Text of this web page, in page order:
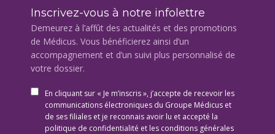
Inscrivez-vous à notre infolettre
Demeurez à l’affût des actualités et des promotions
de Médicus. Vous bénéficierez ainsi d’un
accompagnement et d’un suivi plus personnalisé de
votre dossier.
En cliquant sur « Je m’inscris », j’accepte de recevoir les
communications électroniques du Groupe Médicus et
de ses filiales et je reconnais avoir lu et accepté la
politique de confidentialité et les conditions générales